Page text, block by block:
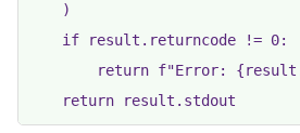
    )
    if result.returncode != 0:
return f"Error: